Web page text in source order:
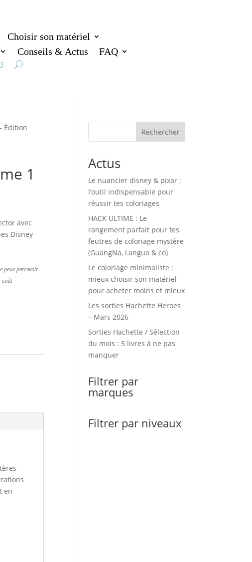
Choisir son matériel
Conseils & Actus FAQ
Édition
1
avec
Disney
peux percevoir
coût
–
en
Rechercher
Actus
Le nuancier disney & pixar :
l’outil indispensable pour
réussir tes coloriages
HACK ULTIME : Le
rangement parfait pour tes
feutres de coloriage mystère
(GuangNa, Languo & co)
Le coloriage minimaliste :
mieux choisir son matériel
pour acheter moins et mieux
Les sorties Hachette Heroes
– Mars 2026
Sorties Hachette / Sélection
du mois : 5 livres à ne pas
manquer
Filtrer par
marques
Filtrer par niveaux